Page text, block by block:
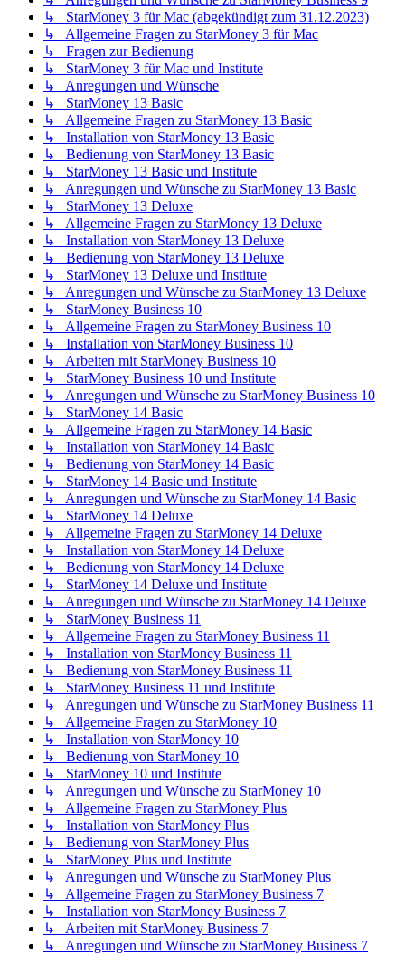
↳ StarMoney 3 für Mac (abgekündigt zum 31.12.2023)
↳ Allgemeine Fragen zu StarMoney 3 für Mac
↳ Fragen zur Bedienung
↳ StarMoney 3 für Mac und Institute
↳ Anregungen und Wünsche
↳ StarMoney 13 Basic
↳ Allgemeine Fragen zu StarMoney 13 Basic
↳ Installation von StarMoney 13 Basic
↳ Bedienung von StarMoney 13 Basic
↳ StarMoney 13 Basic und Institute
↳ Anregungen und Wünsche zu StarMoney 13 Basic
↳ StarMoney 13 Deluxe
↳ Allgemeine Fragen zu StarMoney 13 Deluxe
↳ Installation von StarMoney 13 Deluxe
↳ Bedienung von StarMoney 13 Deluxe
↳ StarMoney 13 Deluxe und Institute
↳ Anregungen und Wünsche zu StarMoney 13 Deluxe
↳ StarMoney Business 10
↳ Allgemeine Fragen zu StarMoney Business 10
↳ Installation von StarMoney Business 10
↳ Arbeiten mit StarMoney Business 10
↳ StarMoney Business 10 und Institute
↳ Anregungen und Wünsche zu StarMoney Business 10
↳ StarMoney 14 Basic
↳ Allgemeine Fragen zu StarMoney 14 Basic
↳ Installation von StarMoney 14 Basic
↳ Bedienung von StarMoney 14 Basic
↳ StarMoney 14 Basic und Institute
↳ Anregungen und Wünsche zu StarMoney 14 Basic
↳ StarMoney 14 Deluxe
↳ Allgemeine Fragen zu StarMoney 14 Deluxe
↳ Installation von StarMoney 14 Deluxe
↳ Bedienung von StarMoney 14 Deluxe
↳ StarMoney 14 Deluxe und Institute
↳ Anregungen und Wünsche zu StarMoney 14 Deluxe
↳ StarMoney Business 11
↳ Allgemeine Fragen zu StarMoney Business 11
↳ Installation von StarMoney Business 11
↳ Bedienung von StarMoney Business 11
↳ StarMoney Business 11 und Institute
↳ Anregungen und Wünsche zu StarMoney Business 11
↳ Allgemeine Fragen zu StarMoney 10
↳ Installation von StarMoney 10
↳ Bedienung von StarMoney 10
↳ StarMoney 10 und Institute
↳ Anregungen und Wünsche zu StarMoney 10
↳ Allgemeine Fragen zu StarMoney Plus
↳ Installation von StarMoney Plus
↳ Bedienung von StarMoney Plus
↳ StarMoney Plus und Institute
↳ Anregungen und Wünsche zu StarMoney Plus
↳ Allgemeine Fragen zu StarMoney Business 7
↳ Installation von StarMoney Business 7
↳ Arbeiten mit StarMoney Business 7
↳ Anregungen und Wünsche zu StarMoney Business 7